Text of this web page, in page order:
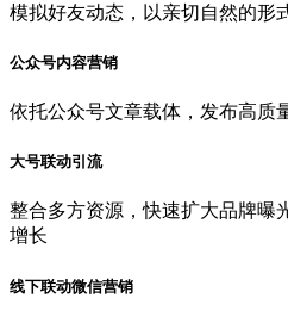
模拟好友动态，以亲切自然的形
公众号内容营销
依托公众号文章载体，发布高质
大号联动引流
整合多方资源，快速扩大品牌曝
增长
线下联动微信营销